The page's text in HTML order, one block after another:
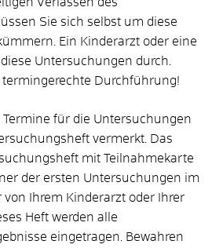
Sie sich selbst um diese
Ein Kinderarzt oder eine
Untersuchungen durch.
termingerechte Durchführung!
Termine für die Untersuchungen
vermerkt. Das
mit Teilnahmekarte
der ersten Untersuchungen im
von Ihrem Kinderarzt oder Ihrer
Heft werden alle
eingetragen.
Bewahren